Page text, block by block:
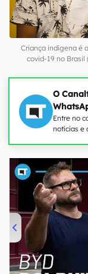
Criança indígena é
covid-19 no
O
Entre no
notícias e